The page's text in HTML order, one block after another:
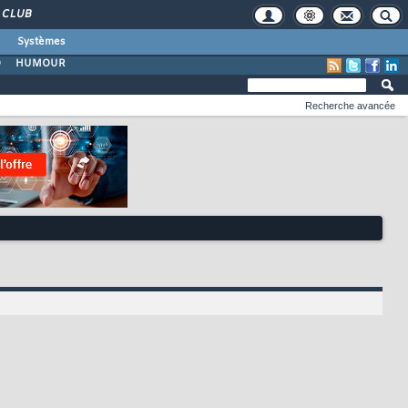
CLUB
Systèmes
HUMOUR
Recherche avancée